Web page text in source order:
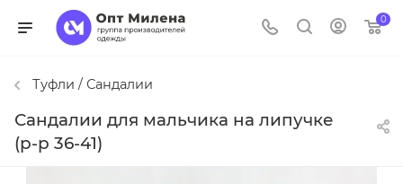
0
Туфли / Сандалии
Сандалии для мальчика на липучке
(р-р 36-41)